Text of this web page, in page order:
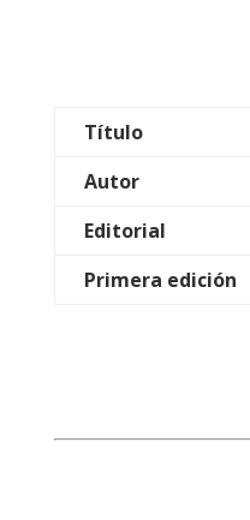
Título
Autor
Editorial
Primera edición